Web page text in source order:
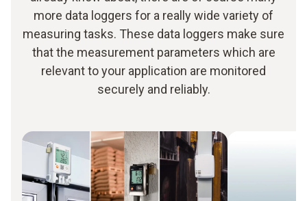
more data loggers for a really wide variety of
measuring tasks. These data loggers make sure
that the measurement parameters which are
relevant to your application are monitored
securely and reliably.